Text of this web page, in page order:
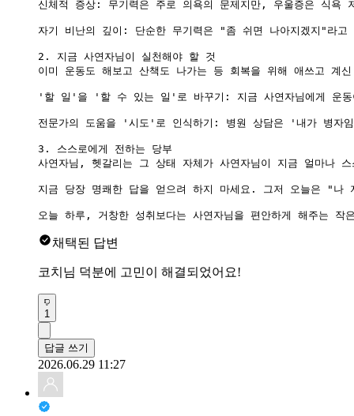
신체적 증상: 무기력은 주로 의욕의 문제지만, 우울증은 식욕
자기 비난의 깊이: 단순한 무기력은 "좀 쉬면 나아지겠지"라
2. 지금 사연자님이 실천해야 할 것
이미 운동도 해보고 산책도 나가는 등 회복을 위해 애쓰고
'할 일'을 '할 수 있는 일'로 바꾸기: 지금 사연자님에게 운동
전문가의 도움을 '시도'로 인식하기: 병원 상담은 '내가 병자
3. 스스로에게 전하는 당부
사연자님, 헷갈리는 그 상태 자체가 사연자님이 지금 얼마나
지금 당장 명쾌한 답을 얻으려 하지 마세요. 그저 오늘은 "나
오늘 하루, 거창한 성취보다는 사연자님을 편안하게 해주는 작
채택된 답변
코치님 덕분에 고민이 해결되었어요!
1
답글 쓰기
2026.06.29 11:27